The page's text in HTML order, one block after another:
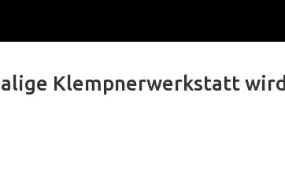
Klempnerwerkstatt wird